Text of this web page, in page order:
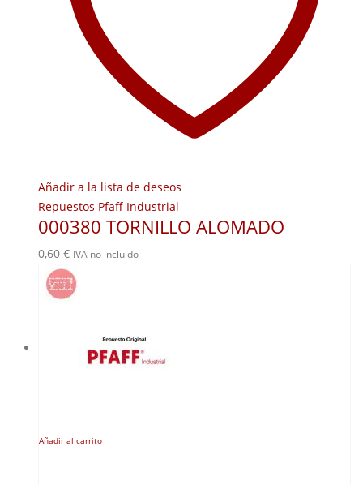
Añadir a la lista de deseos
Repuestos Pfaff Industrial
000380 TORNILLO ALOMADO
0,60 € IVA no incluido
Añadir al carrito